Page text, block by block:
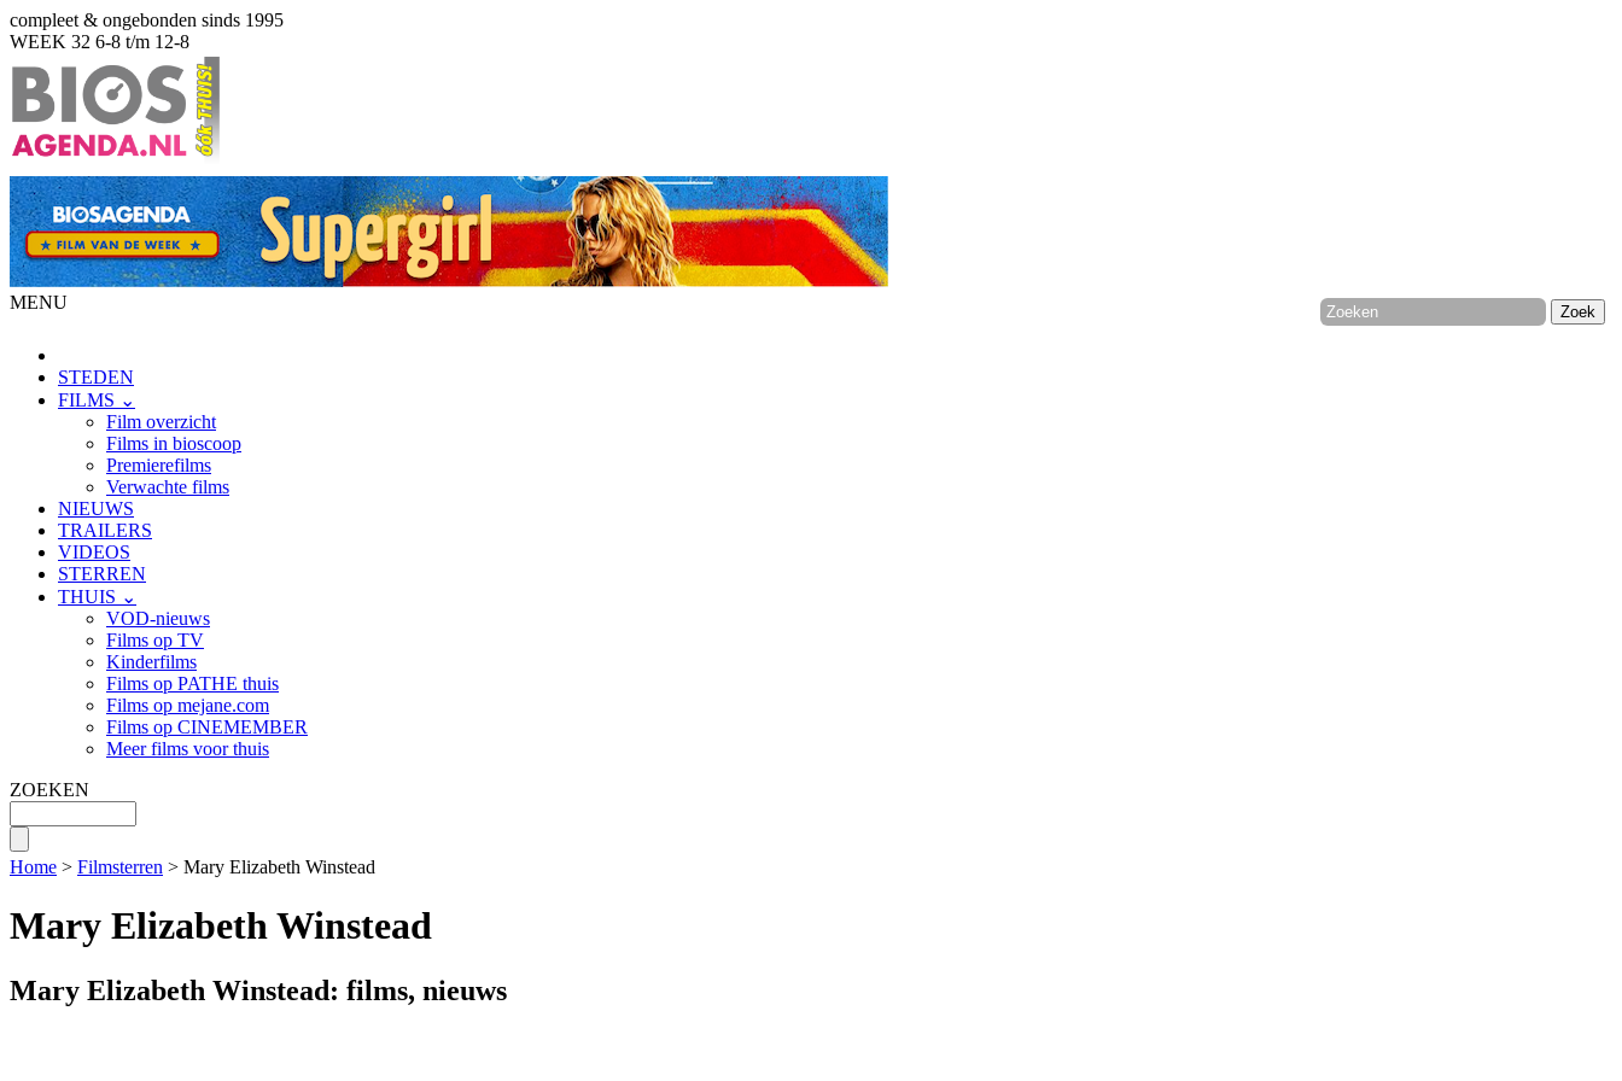
compleet & ongebonden sinds 1995
WEEK 32 6-8 t/m 12-8
MENU
STEDEN
FILMS ⌄
Film overzicht
Films in bioscoop
Premierefilms
Verwachte films
NIEUWS
TRAILERS
VIDEOS
STERREN
THUIS ⌄
VOD-nieuws
Films op TV
Kinderfilms
Films op PATHE thuis
Films op mejane.com
Films op CINEMEMBER
Meer films voor thuis
ZOEKEN
Home > Filmsterren > Mary Elizabeth Winstead
Mary Elizabeth Winstead
Mary Elizabeth Winstead: films, nieuws